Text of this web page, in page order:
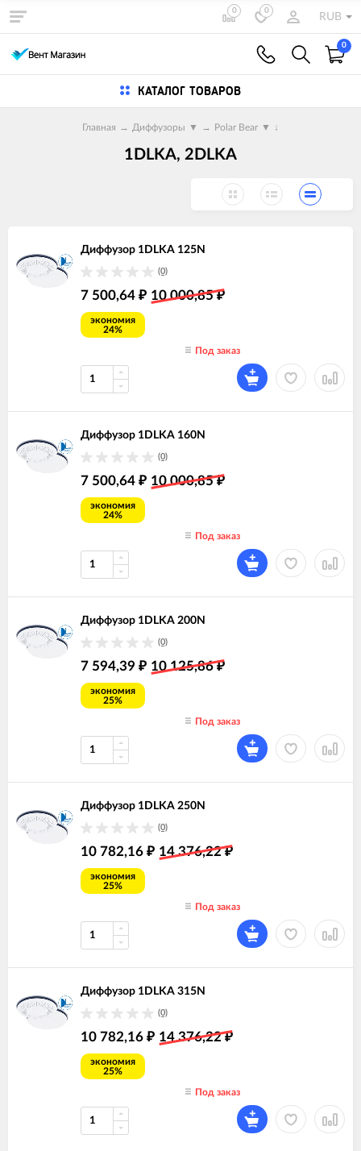
0 0
RUB
0
КАТАЛОГ ТОВАРОВ
Главная → Диффузоры ▼ → Polar Bear ▼ ↓
1DLKA, 2DLKA
Диффузор 1DLKA 125N
(0)
7 500,64 ₽ 10 000,85₽
экономия
24%
Под заказ
Диффузор 1DLKA 160N
(0)
7 500,64 ₽ 10 000,85₽
экономия
24%
Под заказ
Диффузор 1DLKA 200N
(0)
7 594,39 ₽ 10 125,86₽
экономия
25%
Под заказ
Диффузор 1DLKA 250N
(0)
10 782,16 ₽ 14 376,22₽
экономия
25%
Под заказ
Диффузор 1DLKA 315N
(0)
10 782,16 ₽ 14 376,22₽
экономия
25%
Под заказ